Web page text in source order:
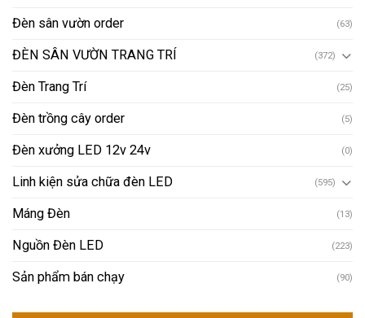
Đèn sân vườn order (63)
ĐÈN SÂN VƯỜN TRANG TRÍ (372)
Đèn Trang Trí (25)
Đèn trồng cây order (5)
Đèn xưởng LED 12v 24v (0)
Linh kiện sửa chữa đèn LED (595)
Máng Đèn (13)
Nguồn Đèn LED (223)
Sản phẩm bán chạy (90)